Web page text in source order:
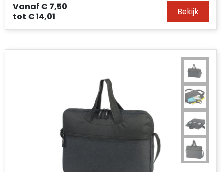
Vanaf € 7,50
tot € 14,01 Bekijk